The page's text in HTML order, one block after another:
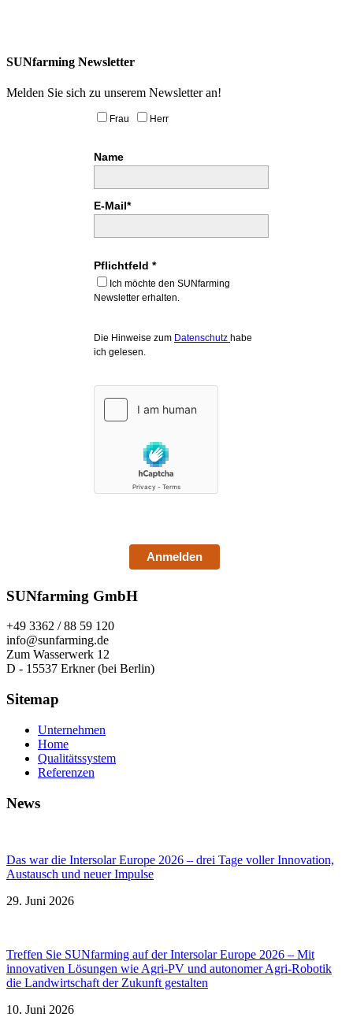
SUNfarming Newsletter
Melden Sie sich zu unserem Newsletter an!
Frau Herr
Name
E-Mail*
Pflichtfeld *
Ich möchte den SUNfarming
Newsletter erhalten.
Die Hinweise zum Datenschutz habe
ich gelesen.
Anmelden
SUNfarming GmbH
+49 3362 / 88 59 120
info@sunfarming.de
Zum Wasserwerk 12
D - 15537 Erkner (bei Berlin)
Sitemap
Unternehmen
Home
Qualitätssystem
Referenzen
News
Das war die Intersolar Europe 2026 – drei Tage voller Innovation,
Austausch und neuer Impulse
29. Juni 2026
Treffen Sie SUNfarming auf der Intersolar Europe 2026 – Mit
innovativen Lösungen wie Agri-PV und autonomer Agri-Robotik
die Landwirtschaft der Zukunft gestalten
10. Juni 2026